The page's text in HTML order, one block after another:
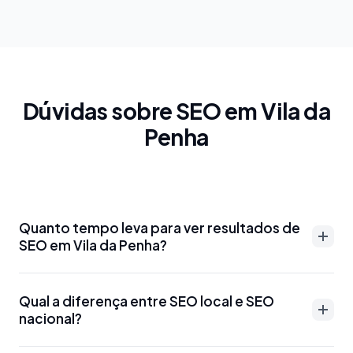
Dúvidas sobre SEO em Vila da
Penha
Quanto tempo leva para ver resultados de
SEO em Vila da Penha?
aparecer entre 3-6 meses para palavras-chave
menos competitivas. Para termos mais disputados
como 'advogado Vila da Penha' ou 'dentista Vila da
Qual a diferença entre SEO local e SEO
nacional?